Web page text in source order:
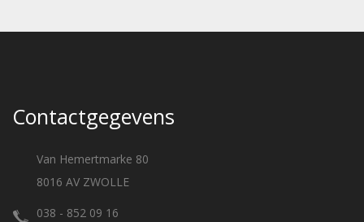
Contactgegevens
Van Hemertmarke 80
8016 AV ZWOLLE
038 - 852 09 16